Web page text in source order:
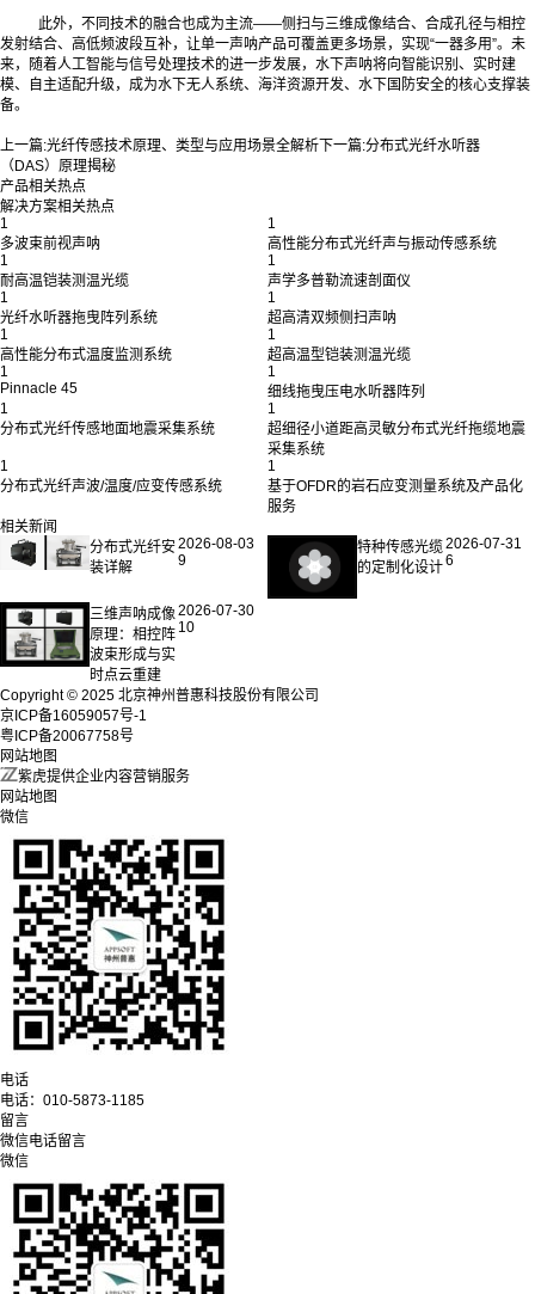
此外，不同技术的融合也成为主流——侧扫与三维成像结合、合成孔径与相控
发射结合、高低频波段互补，让单一声呐产品可覆盖更多场景，实现“一器多用”。未
来，随着人工智能与信号处理技术的进一步发展，水下声呐将向智能识别、实时建
模、自主适配升级，成为水下无人系统、海洋资源开发、水下国防安全的核心支撑装
备。
上一篇:光纤传感技术原理、类型与应用场景全解析下一篇:分布式光纤水听器
（DAS）原理揭秘
产品相关热点
解决方案相关热点
1
多波束前视声呐
1
高性能分布式光纤声与振动传感系统
1
耐高温铠装测温光缆
1
声学多普勒流速剖面仪
1
光纤水听器拖曳阵列系统
1
超高清双频侧扫声呐
1
高性能分布式温度监测系统
1
超高温型铠装测温光缆
1
Pinnacle 45
1
细线拖曳压电水听器阵列
1
分布式光纤传感地面地震采集系统
1
超细径小道距高灵敏分布式光纤拖缆地震
采集系统
1
分布式光纤声波/温度/应变传感系统
1
基于OFDR的岩石应变测量系统及产品化
服务
相关新闻
分布式光纤安
装详解
2026-08-03
9
特种传感光缆
的定制化设计
2026-07-31
6
三维声呐成像
原理：相控阵
波束形成与实
时点云重建
2026-07-30
10
Copyright © 2025 北京神州普惠科技股份有限公司
京ICP备16059057号-1
粤ICP备20067758号
网站地图
紫虎提供企业内容营销服务
网站地图
微信
电话
电话： 010-5873-1185
留言
微信电话留言
微信